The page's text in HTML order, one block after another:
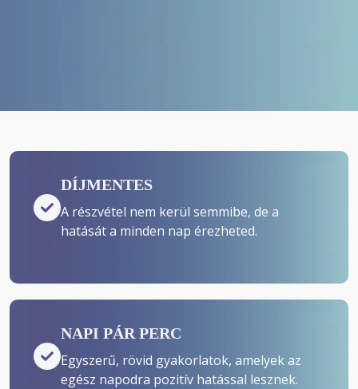
DÍJMENTES
A részvétel nem kerül semmibe, de a
hatását a minden nap érezheted.
NAPI PÁR PERC
Egyszerű, rövid gyakorlatok, amelyek az
egész napodra pozitív hatással lesznek.